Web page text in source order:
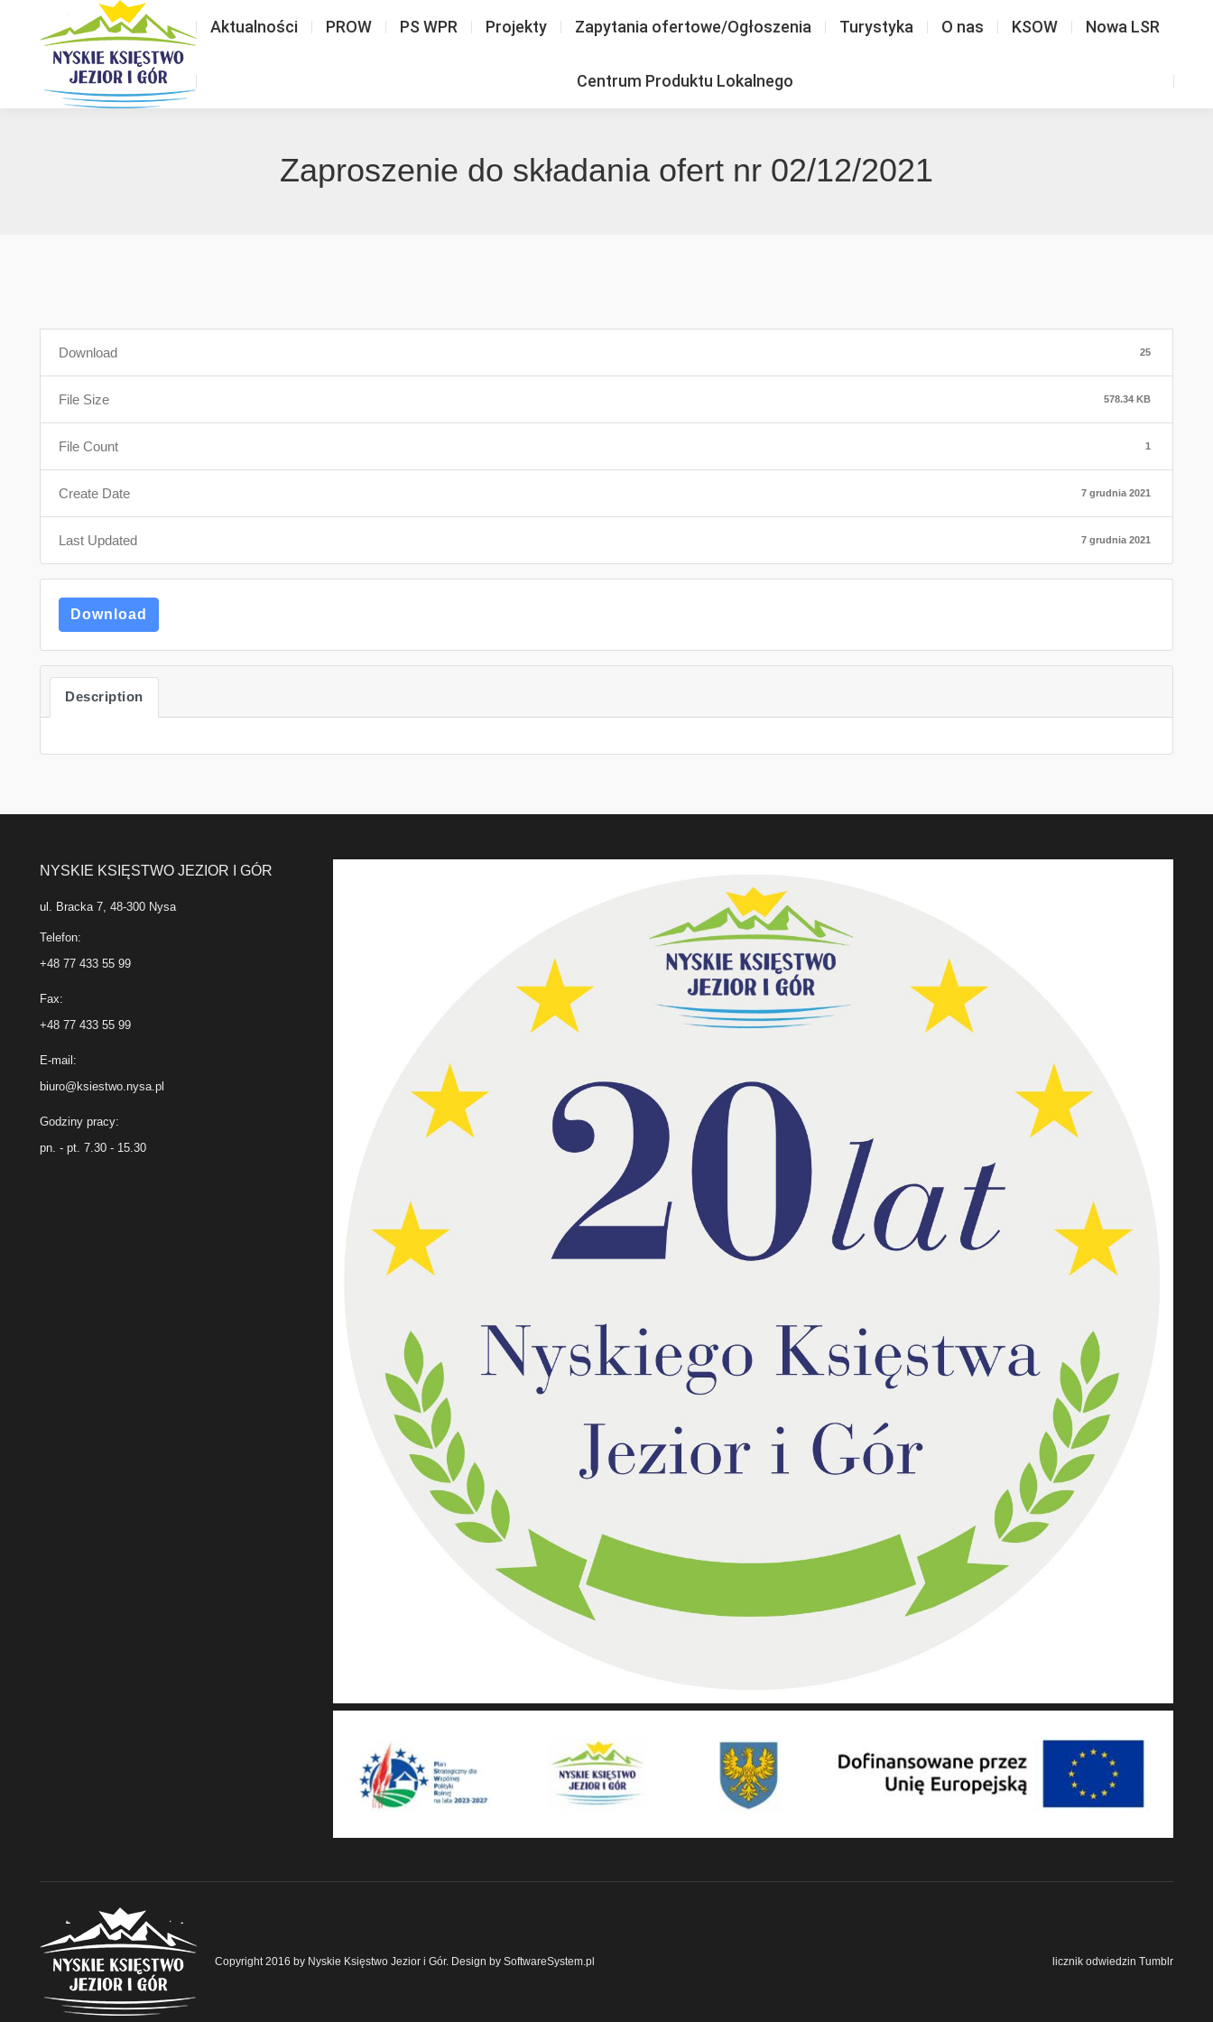
Aktualności PROW PS WPR Projekty Zapytania ofertowe/Ogłoszenia Turystyka O nas KSOW Nowa LSR
Centrum Produktu Lokalnego
Zaproszenie do składania ofert nr 02/12/2021
Download 25
File Size 578.34 KB
File Count 1
Create Date 7 grudnia 2021
Last Updated 7 grudnia 2021
Download
Description
NYSKIE KSIĘSTWO JEZIOR I GÓR
ul. Bracka 7, 48-300 Nysa
Telefon:
+48 77 433 55 99
Fax:
+48 77 433 55 99
E-mail:
biuro@ksiestwo.nysa.pl
Godziny pracy:
pn. - pt. 7.30 - 15.30
Copyright 2016 by Nyskie Księstwo Jezior i Gór. Design by SoftwareSystem.pl licznik odwiedzin Tumblr